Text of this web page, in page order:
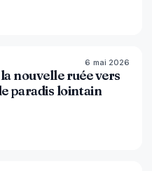
% 76
6 mai 2026
nouvelle ruée vers
paradis lointain